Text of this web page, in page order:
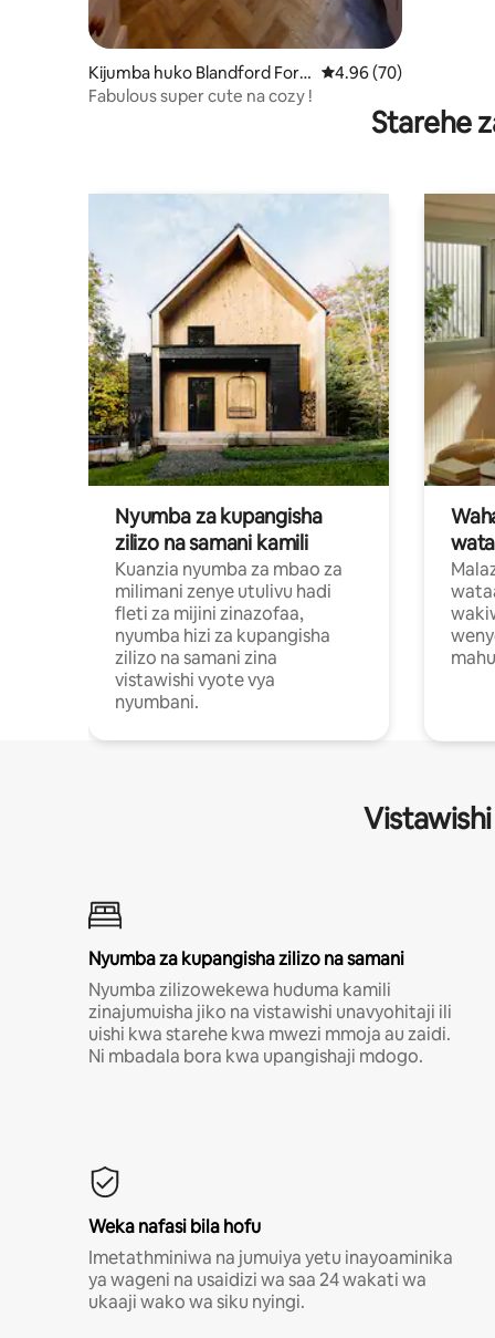
Kijumba huko Blandford Foru
m
Ukadiriaji wa wastani
4.96 (70)
Fabulous super cute na cozy !
Starehe
Nyumba za kupangisha
zilizo na samani kamili
Kuanzia nyumba za mbao za
milimani zenye utulivu hadi
fleti za mijini zinazofaa,
nyumba hizi za kupangisha
zilizo na samani zina
vistawishi vyote vya
nyumbani.
Nyumba za kupangisha zilizo na samani
Nyumba zilizowekewa huduma kamili
zinajumuisha jiko na vistawishi unavyohitaji ili
uishi kwa starehe kwa mwezi mmoja au zaidi.
Ni mbadala bora kwa upangishaji mdogo.
Weka nafasi bila hofu
Imetathminiwa na jumuiya yetu inayoaminika
ya wageni na usaidizi wa saa 24 wakati wa
ukaaji wako wa siku nyingi.